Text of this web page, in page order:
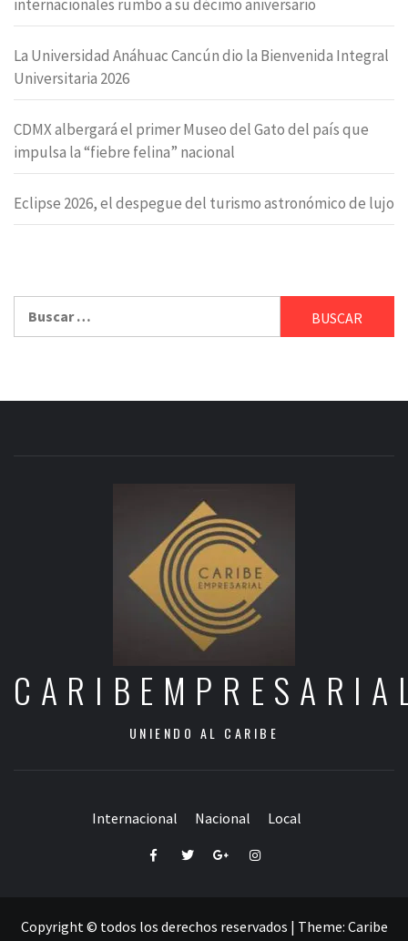
internacionales rumbo a su décimo aniversario
La Universidad Anáhuac Cancún dio la Bienvenida Integral
Universitaria 2026
CDMX albergará el primer Museo del Gato del país que
impulsa la “fiebre felina” nacional
Eclipse 2026, el despegue del turismo astronómico de lujo
UNIENDO AL CARIBE
Internacional Nacional Local
FacebookTwitterGoogle+Instagram
Copyright © todos los derechos reservados | Theme: Caribe